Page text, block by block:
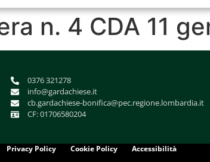
n. 4 CDA 11
0376 321278
info@gardachiese.it
cb.gardachiese-bonifica@pec.regione.lombardia.it
CF: 01706580204
Privacy Policy Cookie Policy Accessibilità